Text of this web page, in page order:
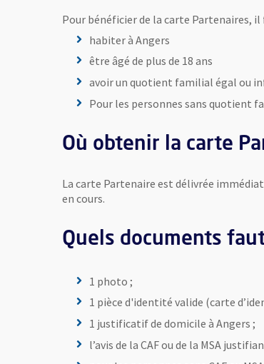
Pour bénéficier de la carte Partenaires, il
habiter à Angers
être âgé de plus de 18 ans
avoir un quotient familial égal ou
Pour les personnes sans quotient
Où obtenir la carte
La carte Partenaire est délivrée
en cours.
Quels documents
1 photo ;
1 pièce d'identité valide (carte
1 justificatif de domicile à Angers ;
l’avis de la CAF ou de la MSA